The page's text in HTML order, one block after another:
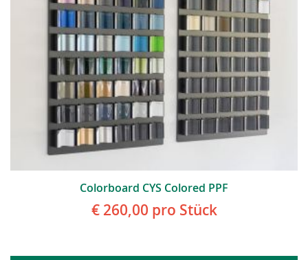
Colorboard CYS Colored PPF
€ 260,00 pro Stück